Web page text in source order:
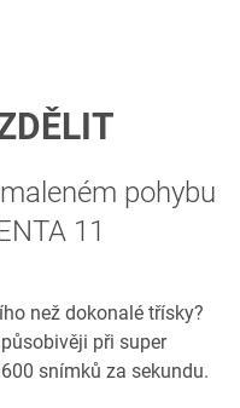
pohybu
11
než dokonalé třísky?
při super
snímků za sekundu.